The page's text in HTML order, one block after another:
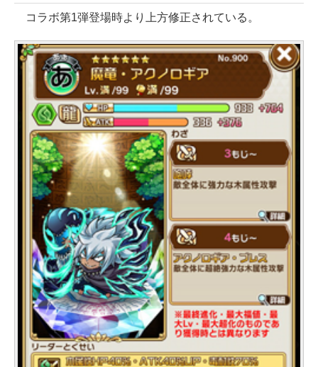
コラボ第1弾登場時より上方修正されている。